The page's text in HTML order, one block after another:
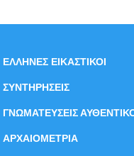
ΕΛΛΗΝΕΣ ΕΙΚΑΣΤΙΚΟΙ
ΣΥΝΤΗΡΗΣΕΙΣ
ΓΝΩΜΑΤΕΥΣΕΙΣ
ΑΡΧΑΙΟΜΕΤΡΙΑ